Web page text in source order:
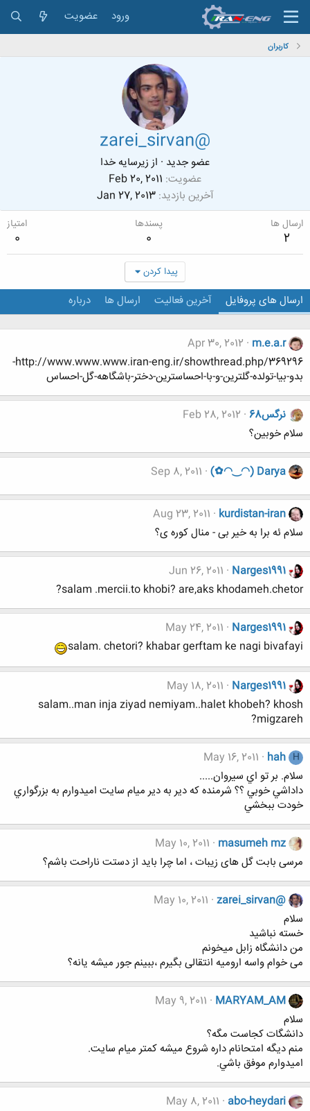
ورود عضویت
کاربران
zarei_sirvan@
عضو جدید · از زیرسایه خدا
عضویت Feb 20, 2011
آخرین بازدید Jan 27, 2013
ارسال ها
2
پسندها
0
امتیاز
0
پیدا کردن
ارسال های پروفایل آخرین فعالیت ارسال ها درباره
m.e.a.r
Apr 30, 2012
http://www.www.www.iran-eng.ir/showthread.php/369296-
بدو-بیا-تولده-گلترین-و-با-احساسترین-دختر-باشگاهه-گل-احساس
نرگس68
Feb 28, 2012
سلام خوبین؟
(✿◠‿◠) Darya
Sep 8, 2011
kurdistan-iran
Aug 23, 2011
سلام ئه برا به خیر بی - منال کوره ی؟
Narges1991
Jun 26, 2011
salam .mercii.to khobi? are,aks khodameh.chetor?
Narges1991
May 24, 2011
salam. chetori? khabar gerftam ke nagi bivafayi
Narges1991
May 18, 2011
salam..man inja ziyad nemiyam..halet khobeh? khosh
migzareh?
H
hah
May 16, 2011
سلام. بر تو اي سيروان.....
داداشي خوبي ؟؟ شرمنده كه دير به دير ميام سايت اميدوارم به بزرگواري
خودت ببخشي
masumeh mz
May 10, 2011
مرسی بابت گل های زیبات ، اما چرا باید از دستت ناراحت باشم؟
zarei_sirvan@
May 10, 2011
سلام
خسته نباشید
من دانشگاه زابل میخونم
می خوام واسه ارومیه انتقالی بگیرم ،ببینم جور میشه یانه؟
MARYAM_AM
May 9, 2011
سلام
دانشگات كجاست مگه؟
منم ديگه امتحانام داره شروع ميشه كمتر ميام سايت.
اميدوارم موفق باشي.
abo-heydari
May 8, 2011